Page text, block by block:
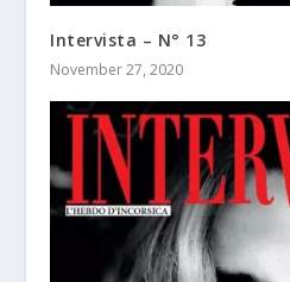
Intervista – N° 13
November 27, 2020